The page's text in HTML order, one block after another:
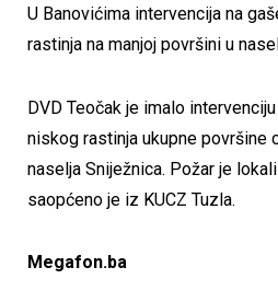
U Banovićima intervencija na
rastinja na manjoj površini u
DVD Teočak je imalo
niskog rastinja ukupne površine
naselja Sniježnica. Požar je
saopćeno je iz KUCZ Tuzla.
Megafon.ba